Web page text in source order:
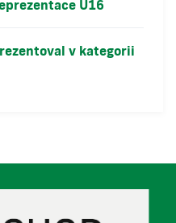
U16
v kategorii